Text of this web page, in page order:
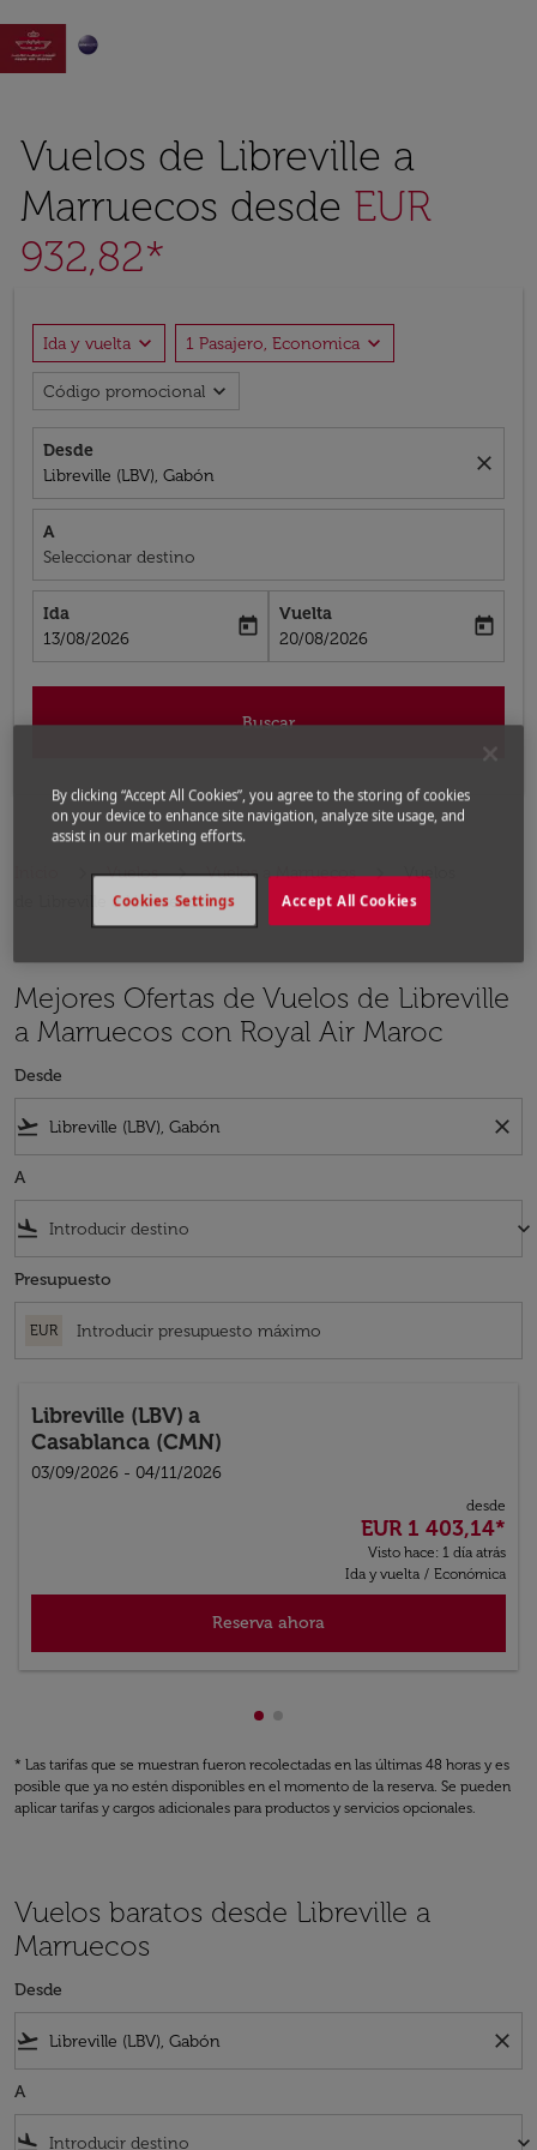

Vuelos de Libreville a
Marruecos desde EUR
932,82*
Ida y vuelta expand_more 1 Pasajero, Economica expand_more
Código promocional expand_more
Desde
Libreville (LBV), Gabón
close
A
Seleccionar destino
Ida
fc-booking-departure-date-aria-label
13/08/2026
today
Vuelta
fc-booking-return-date-aria-label
20/08/2026
today
Buscar
Vuelos Vuelos a Marruecos
Vuelos
de Libreville a Marruecos
Mejores Ofertas de Vuelos de Libreville
a Marruecos con Royal Air Maroc
Desde
flight_takeoff close
A
flight_land keyboard_arrow_down
Presupuesto
EUR
Libreville (LBV) a
Casablanca (CMN)
03/09/2026 - 04/11/2026
desde
EUR 1 403,14*
Visto hace: 1 día atrás
Ida y vuelta / Económica
Reserva ahora
Mostrando cmp-pagination-
Mostrando cmp-
* Las tarifas que se muestran fueron recolectadas en las últimas 48 horas y es
posible que ya no estén disponibles en el momento de la reserva. Se pueden
aplicar tarifas y cargos adicionales para productos y servicios opcionales.
Vuelos baratos desde Libreville a
Marruecos
Desde
flight_takeoff close
A
flight_land keyboard_arrow_down
By clicking “Accept All Cookies”, you agree to the storing of cookies
on your device to enhance site navigation, analyze site usage, and
assist in our marketing efforts.
Accept All Cookies
Cookies Settings